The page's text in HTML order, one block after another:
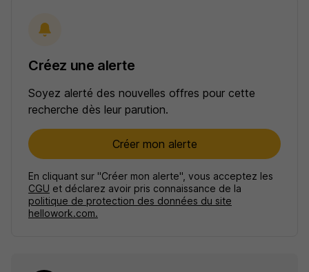
Créez une alerte
Soyez alerté des nouvelles offres pour cette
recherche dès leur parution.
Créer mon alerte
En cliquant sur "Créer mon alerte", vous acceptez les
CGU et déclarez avoir pris connaissance de la
politique de protection des données du site
hellowork.com.